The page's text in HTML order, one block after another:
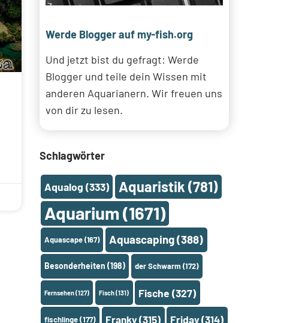
Werde Blogger auf my-fish.org
Und jetzt bist du gefragt: Werde
Blogger und teile dein Wissen mit
anderen Aquarianern. Wir freuen uns
von dir zu lesen.
Schlagwörter
Aqualog (333) Aquaristik (781)
Aquarium (1671)
Aquascape(167) Aquascaping(388)
Besonderheiten (198) der Schwarm(172)
Fernsehen(127) Fisch(131) Fische (327)
fischlinge(177) Franky(315) Friday(314)